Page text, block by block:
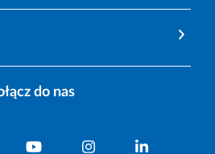
do nas